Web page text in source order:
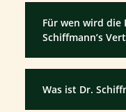
Für wen wird die
Schiffmann’s
Was ist Dr.